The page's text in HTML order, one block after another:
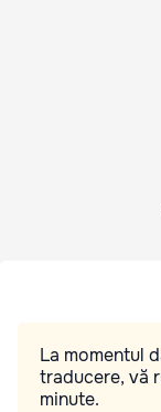
La momentul
traducere, vă
minute.